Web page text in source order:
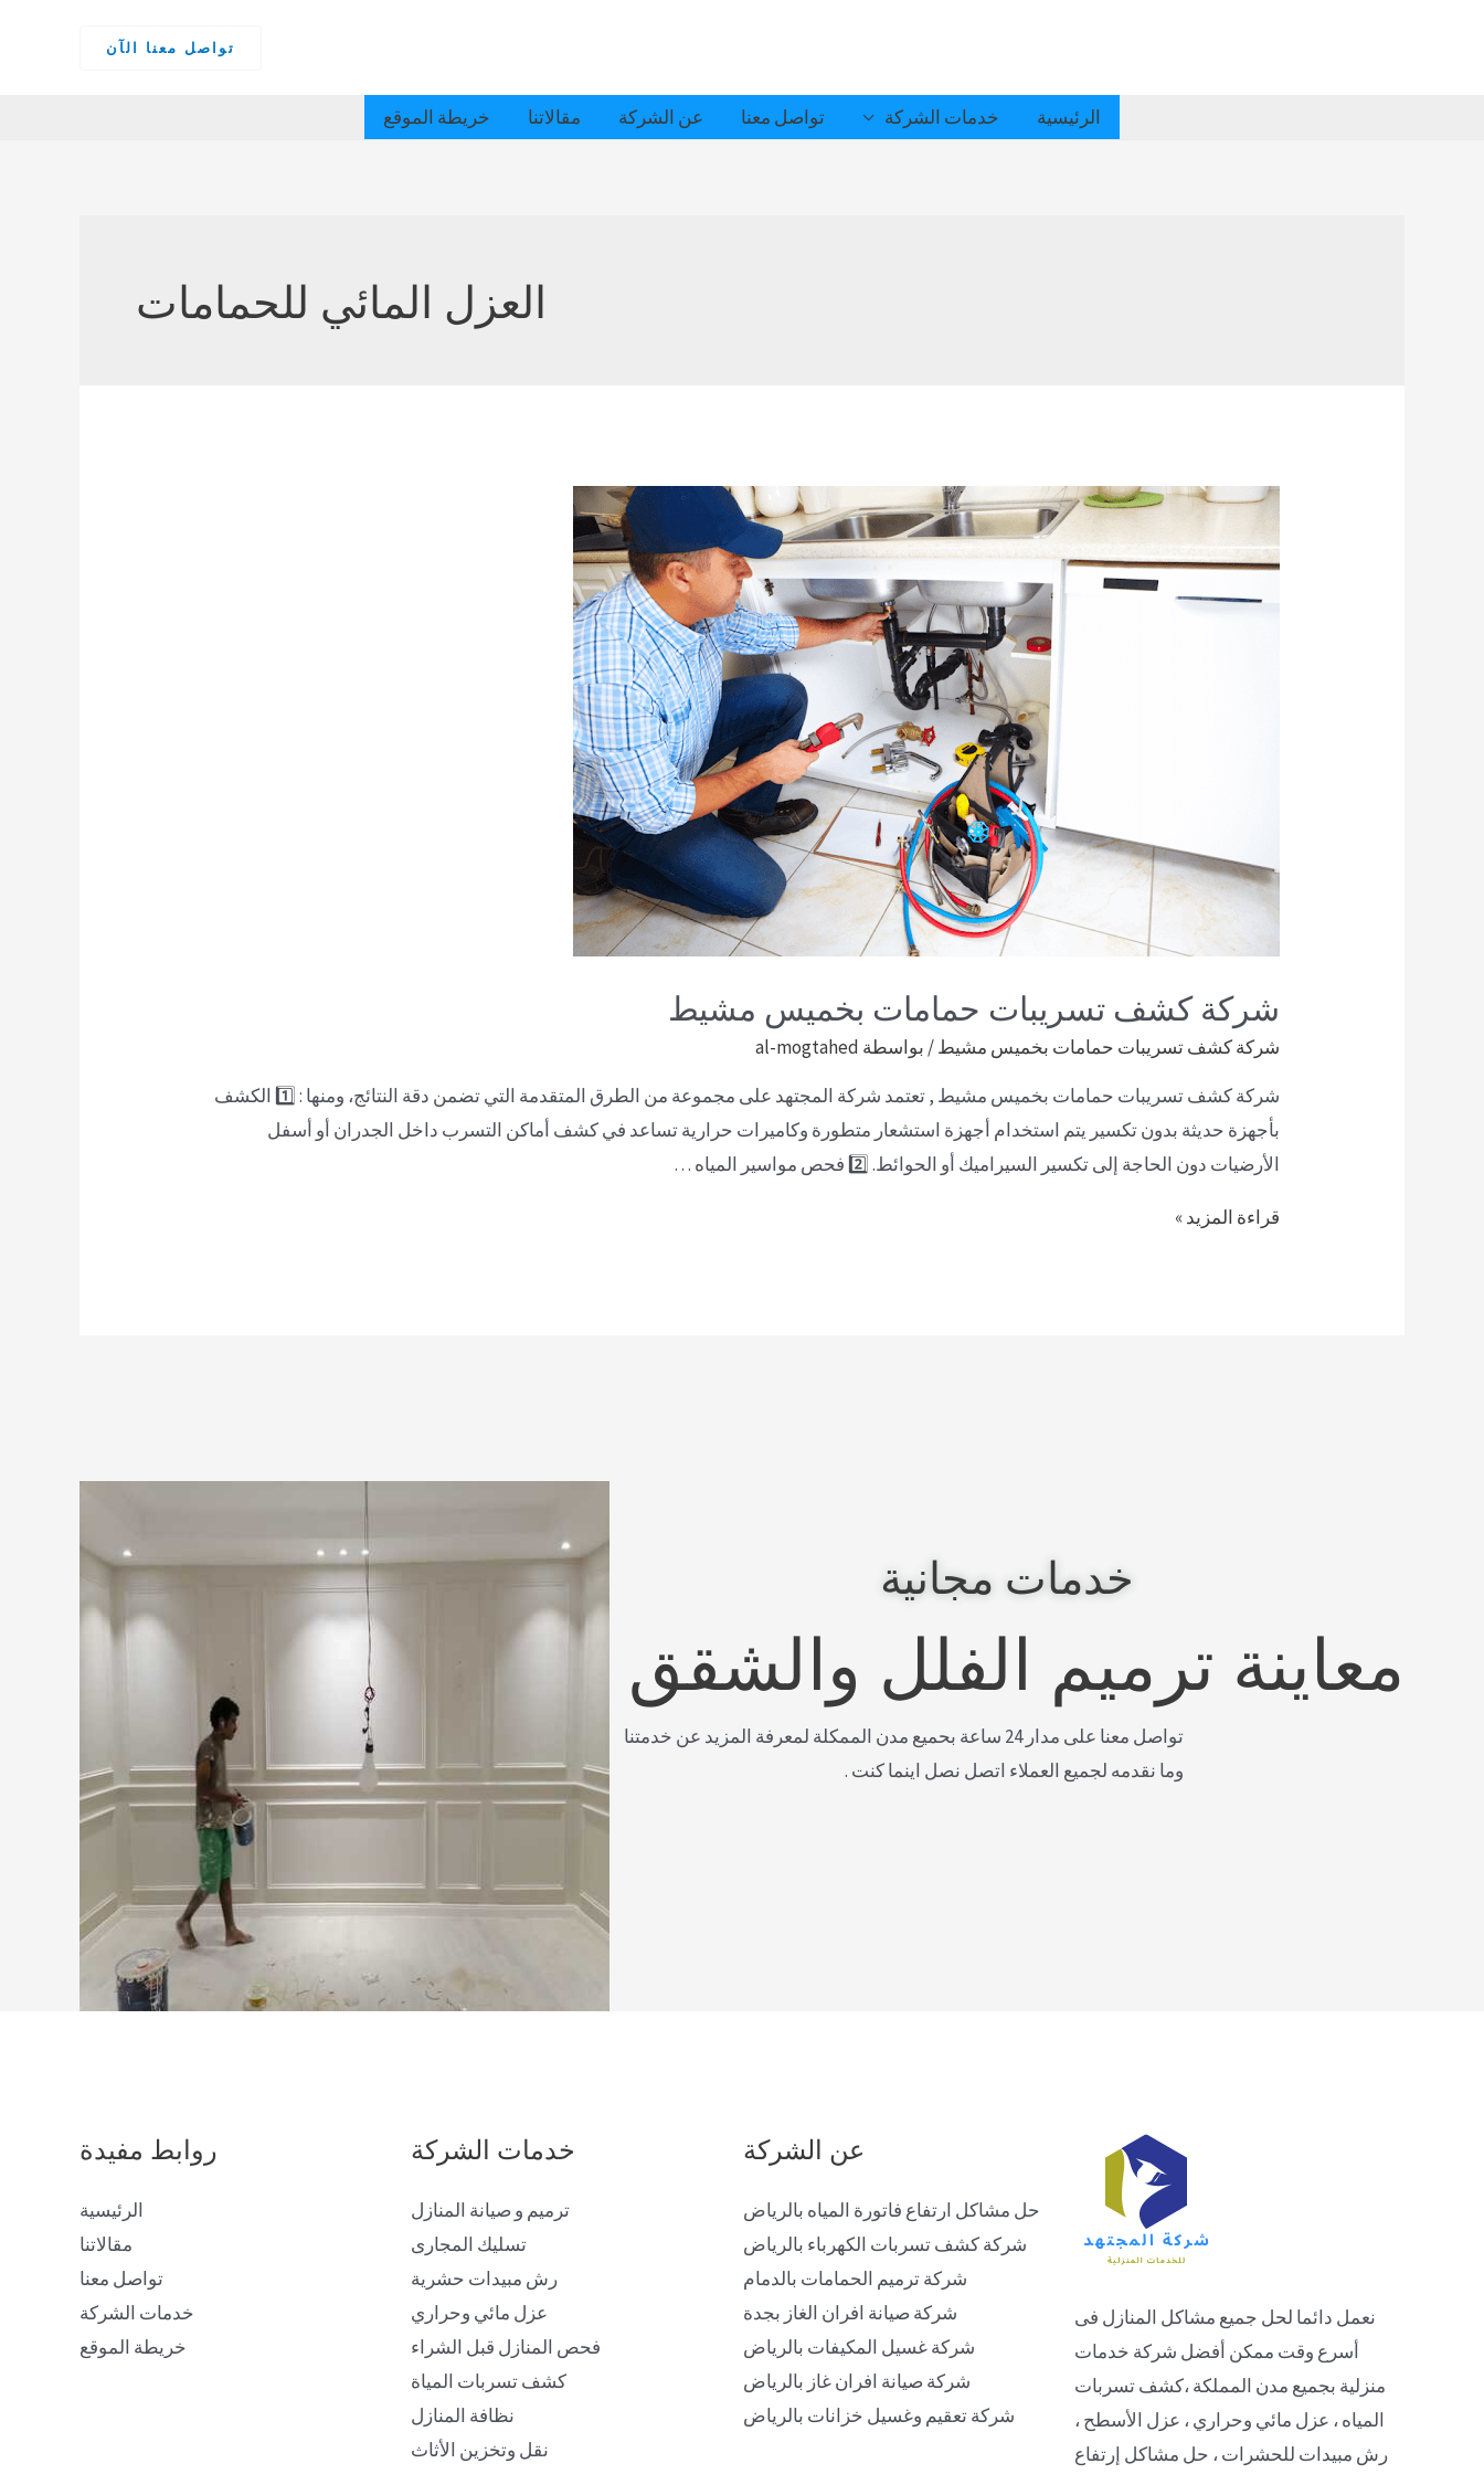
تواصل معنا الآن
الرئيسية خدمات الشركة تواصل معنا عن الشركة مقالاتنا خريطة الموقع
العزل المائي للحمامات
شركة كشف تسريبات حمامات بخميس مشيط
شركة كشف تسريبات حمامات بخميس مشيط/ بواسطة al-mogtahed
شركة كشف تسريبات حمامات بخميس مشيط , تعتمد شركة المجتهد على مجموعة من الطرق المتقدمة التي تضمن دقة النتائج، ومنها : 1️⃣ الكشف
بأجهزة حديثة بدون تكسير يتم استخدام أجهزة استشعار متطورة وكاميرات حرارية تساعد في كشف أماكن التسرب داخل الجدران أو أسفل
الأرضيات دون الحاجة إلى تكسير السيراميك أو الحوائط. 2️⃣ فحص مواسير المياه …
قراءة المزيد »
خدمات مجانية
معاينة ترميم الفلل والشقق
تواصل معنا على مدار 24 ساعة بحميع مدن الممكلة لمعرفة المزيد عن خدمتنا
وما نقدمه لجميع العملاء اتصل نصل اينما كنت .
نعمل دائما لحل جميع مشاكل المنازل فى
أسرع وقت ممكن أفضل شركة خدمات
منزلية بجميع مدن المملكة ،كشف تسربات
المياه ، عزل مائي وحراري ، عزل الأسطح ،
رش مبيدات للحشرات ، حل مشاكل إرتفاع
عن الشركة
حل مشاكل ارتفاع فاتورة المياه بالرياض
شركة كشف تسربات الكهرباء بالرياض
شركة ترميم الحمامات بالدمام
شركة صيانة افران الغاز بجدة
شركة غسيل المكيفات بالرياض
شركة صيانة افران غاز بالرياض
شركة تعقيم وغسيل خزانات بالرياض
خدمات الشركة
ترميم و صيانة المنازل
تسليك المجارى
رش مبيدات حشرية
عزل مائي وحراري
فحص المنازل قبل الشراء
كشف تسربات المياة
نظافة المنازل
نقل وتخزين الأثاث
روابط مفيدة
الرئيسية
مقالاتنا
تواصل معنا
خدمات الشركة
خريطة الموقع